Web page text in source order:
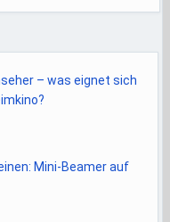
– was eignet sich
Mini-Beamer auf